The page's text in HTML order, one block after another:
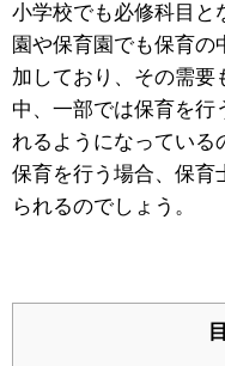
小学校でも必修科目と
園や保育園でも保育
加しており、その需要
中、一部では保育を行
れるようになっている
保育を行う場合、保育
られるのでしょう。